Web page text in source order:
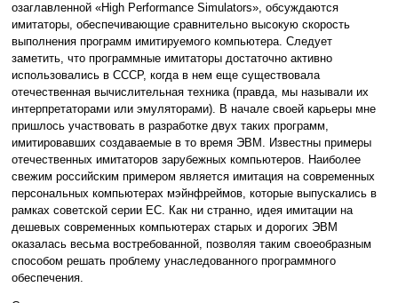
озаглавленной «High Performance Simulators», обсуждаются
имитаторы, обеспечивающие сравнительно высокую скорость
выполнения программ имитируемого компьютера. Следует
заметить, что программные имитаторы достаточно активно
использовались в СССР, когда в нем еще существовала
отечественная вычислительная техника (правда, мы называли их
интерпретаторами или эмуляторами). В начале своей карьеры мне
пришлось участвовать в разработке двух таких программ,
имитировавших создаваемые в то время ЭВМ. Известны примеры
отечественных имитаторов зарубежных компьютеров. Наиболее
свежим российским примером является имитация на современных
персональных компьютерах мэйнфреймов, которые выпускались в
рамках советской серии ЕС. Как ни странно, идея имитации на
дешевых современных компьютерах старых и дорогих ЭВМ
оказалась весьма востребованной, позволяя таким своеобразным
способом решать проблему унаследованного программного
обеспечения.